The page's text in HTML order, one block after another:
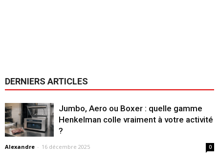
DERNIERS ARTICLES
Jumbo, Aero ou Boxer : quelle gamme
Henkelman colle vraiment à votre activité
?
Alexandre - 16 décembre 2025 0